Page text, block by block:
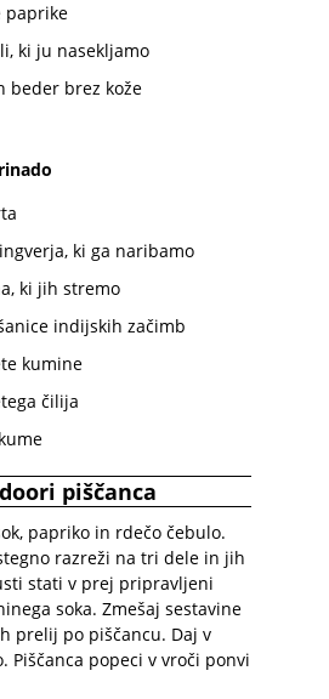
paprike
ki ju nasekljamo
beder brez kože
ki ga naribamo
ki jih stremo
indijskih začimb
kumine
čilija
piščanca
papriko in rdečo čebulo.
razreži na tri dele in jih
stati v prej pripravljeni
soka. Zmešaj sestavine
prelij po piščancu. Daj v
Piščanca popeci v vroči ponvi